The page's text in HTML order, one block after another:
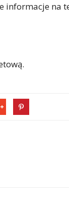
informacje na